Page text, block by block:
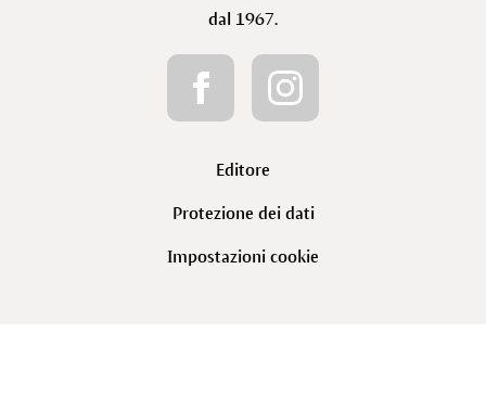
dal 1967.
Editore
Protezione dei dati
Impostazioni cookie